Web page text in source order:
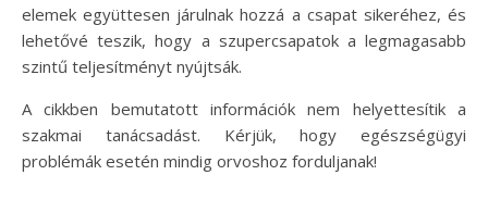
elemek együttesen járulnak hozzá a csapat sikeréhez, és
lehetővé teszik, hogy a szupercsapatok a legmagasabb
szintű teljesítményt nyújtsák.
A cikkben bemutatott információk nem helyettesítik a
szakmai tanácsadást. Kérjük, hogy egészségügyi
problémák esetén mindig orvoshoz forduljanak!